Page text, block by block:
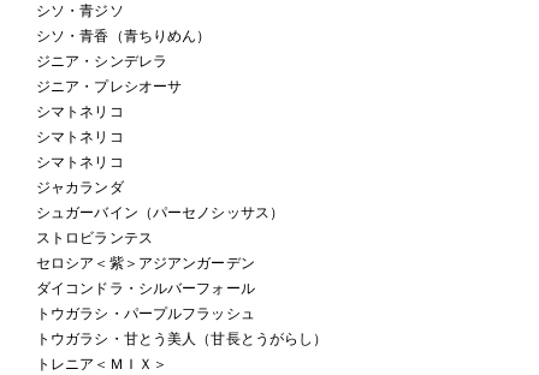
シソ・青ジソ
シソ・青香（青ちりめん）
ジニア・シンデレラ
ジニア・プレシオーサ
シマトネリコ
シマトネリコ
シマトネリコ
ジャカランダ
シュガーバイン（パーセノシッサス）
ストロビランテス
セロシア＜紫＞アジアンガーデン
ダイコンドラ・シルバーフォール
トウガラシ・パープルフラッシュ
トウガラシ・甘とう美人（甘長とうがらし）
トレニア＜ＭＩＸ＞